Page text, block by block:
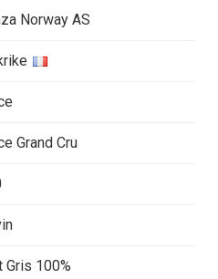
Norway AS
Grand Cru
Gris 100%